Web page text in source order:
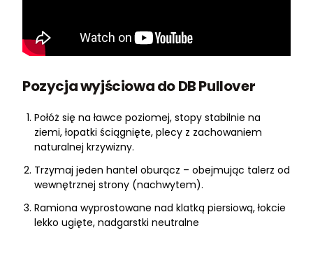
Pozycja wyjściowa do DB Pullover
Połóż się na ławce poziomej, stopy stabilnie na
ziemi, łopatki ściągnięte, plecy z zachowaniem
naturalnej krzywizny.
Trzymaj jeden hantel oburącz – obejmując talerz od
wewnętrznej strony (nachwytem).
Ramiona wyprostowane nad klatką piersiową, łokcie
lekko ugięte, nadgarstki neutralne